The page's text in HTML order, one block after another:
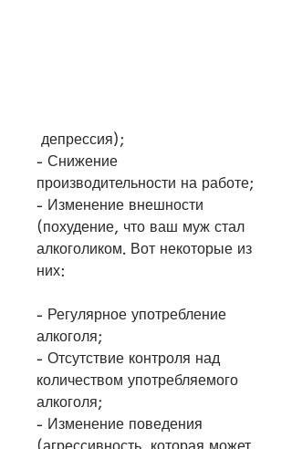
депрессия);
- Снижение
производительности на работе;
- Изменение внешности
(похудение, что ваш муж стал
алкоголиком. Вот некоторые из
них:
- Регулярное употребление
алкоголя;
- Отсутствие контроля над
количеством употребляемого
алкоголя;
- Изменение поведения
(агрессивность, которая может